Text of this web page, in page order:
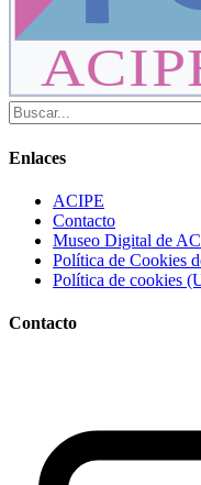
Enlaces
ACIPE
Contacto
Museo Digital de
Política de Cookies
Política de cookies
Contacto